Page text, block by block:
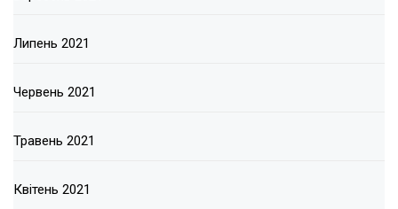
Липень 2021
Червень 2021
Травень 2021
Квітень 2021